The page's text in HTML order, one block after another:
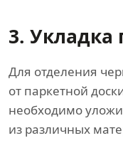
3. Укладка
Для отделения
от паркетной
необходимо
из различных